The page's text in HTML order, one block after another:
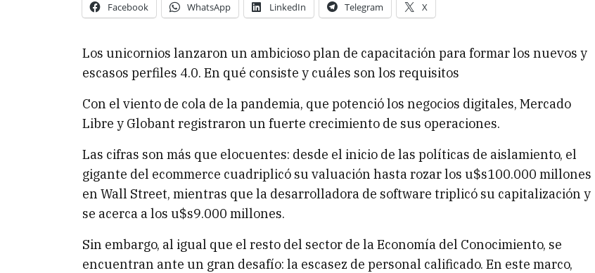
Facebook WhatsApp LinkedIn Telegram X
Los unicornios lanzaron un ambicioso plan de capacitación para formar los nuevos y
escasos perfiles 4.0. En qué consiste y cuáles son los requisitos
Con el viento de cola de la pandemia, que potenció los negocios digitales, Mercado
Libre y Globant registraron un fuerte crecimiento de sus operaciones.
Las cifras son más que elocuentes: desde el inicio de las políticas de aislamiento, el
gigante del ecommerce cuadriplicó su valuación hasta rozar los u$s100.000 millones
en Wall Street, mientras que la desarrolladora de software triplicó su capitalización y
se acerca a los u$s9.000 millones.
Sin embargo, al igual que el resto del sector de la Economía del Conocimiento, se
encuentran ante un gran desafío: la escasez de personal calificado. En este marco,